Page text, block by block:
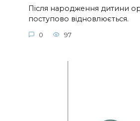
Після народження дитини
поступово відновлюється.
0 97